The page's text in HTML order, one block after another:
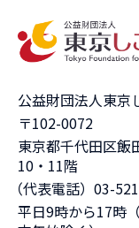
公益財団法人東京
〒102-0072
東京都千代田区飯
10・11階
（代表電話）03-
平日9時から17時